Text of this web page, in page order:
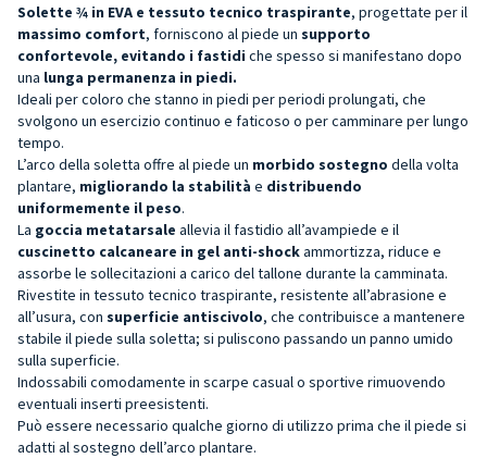
Solette ¾ in EVA e tessuto tecnico traspirante, progettate per il
massimo comfort, forniscono al piede un supporto
confortevole, evitando i fastidi che spesso si manifestano dopo
una lunga permanenza in piedi.
Ideali per coloro che stanno in piedi per periodi prolungati, che
svolgono un esercizio continuo e faticoso o per camminare per lungo
tempo.
L’arco della soletta offre al piede un morbido sostegno della volta
plantare, migliorando la stabilità e distribuendo
uniformemente il peso.
La goccia metatarsale allevia il fastidio all’avampiede e il
cuscinetto calcaneare in gel anti-shockammortizza, riduce e
assorbe le sollecitazioni a carico del tallone durante la camminata.
Rivestite in tessuto tecnico traspirante, resistente all’abrasione e
all’usura, con superficie antiscivolo, che contribuisce a mantenere
stabile il piede sulla soletta; si puliscono passando un panno umido
sulla superficie.
Indossabili comodamente in scarpe casual o sportive rimuovendo
eventuali inserti preesistenti.
Può essere necessario qualche giorno di utilizzo prima che il piede si
adatti al sostegno dell’arco plantare.